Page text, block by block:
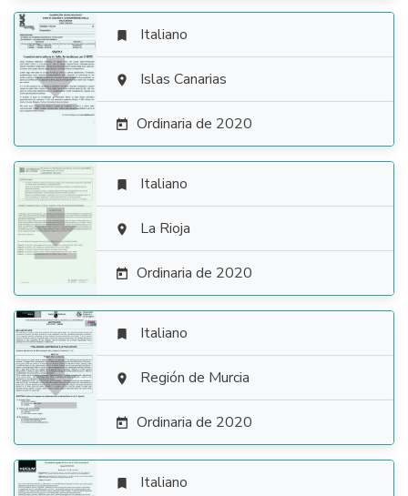

 Italiano
 Islas Canarias
 Ordinaria de 2020

 Italiano
 La Rioja
 Ordinaria de 2020

 Italiano
 Región de Murcia
 Ordinaria de 2020
 Italiano